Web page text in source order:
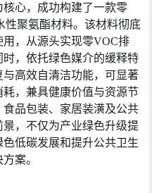
心，成功构建了一款零
性聚氨酯材料。该材料彻底
，从源头实现零VOC排
，依托绿色媒介的缓释特
高效自清洁功能，可显著
，兼具健康价值与资源节
品包装、家居装潢及公共
，不仅为产业绿色升级提
低碳发展和提升公共卫生
案。